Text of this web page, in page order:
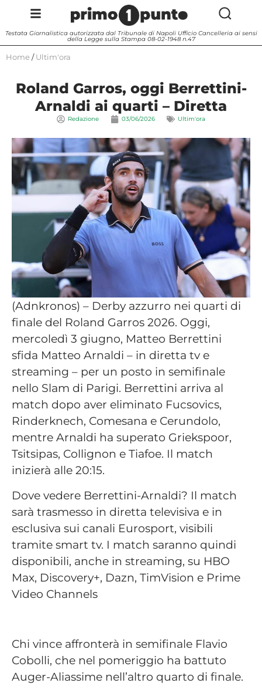
Testata Giornalistica autorizzata dal Tribunale di Napoli Ufficio Cancelleria ai sensi
della Legge sulla Stampa 08-02-1948 n.47
Home / Ultim'ora
Roland Garros, oggi Berrettini-
Arnaldi ai quarti – Diretta
Redazione 03/06/2026 Ultim'ora
(Adnkronos) – Derby azzurro nei quarti di
finale del Roland Garros 2026. Oggi,
mercoledì 3 giugno, Matteo Berrettini
sfida Matteo Arnaldi – in diretta tv e
streaming – per un posto in semifinale
nello Slam di Parigi. Berrettini arriva al
match dopo aver eliminato Fucsovics,
Rinderknech, Comesana e Cerundolo,
mentre Arnaldi ha superato Griekspoor,
Tsitsipas, Collignon e Tiafoe. Il match
inizierà alle 20:15.
Dove vedere Berrettini-Arnaldi? Il match
sarà trasmesso in diretta televisiva e in
esclusiva sui canali Eurosport, visibili
tramite smart tv. I match saranno quindi
disponibili, anche in streaming, su HBO
Max, Discovery+, Dazn, TimVision e Prime
Video Channels
Chi vince affronterà in semifinale Flavio
Cobolli, che nel pomeriggio ha battuto
Auger-Aliassime nell’altro quarto di finale.